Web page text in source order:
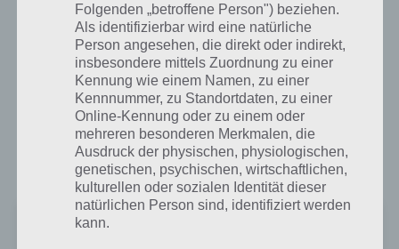
App für iPhone, iPad und iPod Touch im
iTunes App Store
CSI Hidden Crimes könnt ihr euch im iTunes App Store kostenlos
herunterladen. Finanziert wird das ganze durch In App Käufe. Dabei
wird mindestens iOS 5.1 benötigt und zudem gut 100MB freier
Speicher. Das Spiel ist als Universal App für iPhone, iPad und iPod
Touch erhältlich:
Unbekannte App
Folgenden „betroffene Person") beziehen.
Als identifizierbar wird eine natürliche
Person angesehen, die direkt oder indirekt,
insbesondere mittels Zuordnung zu einer
Kennung wie einem Namen, zu einer
Kennnummer, zu Standortdaten, zu einer
Online-Kennung oder zu einem oder
mehreren besonderen Merkmalen, die
Ausdruck der physischen, physiologischen,
genetischen, psychischen, wirtschaftlichen,
kulturellen oder sozialen Identität dieser
natürlichen Person sind, identifiziert werden
kann.